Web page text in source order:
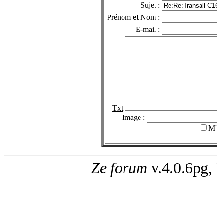
Sujet :
Prénom et Nom :
E-mail :
Txt
Image :
Ze forum